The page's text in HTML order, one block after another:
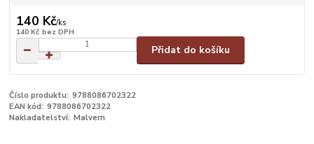
140 Kč/ks
140 Kč bez DPH
Přidat do košíku
Číslo produktu: 9788086702322
EAN kód: 9788086702322
Nakladatelství: Malvern